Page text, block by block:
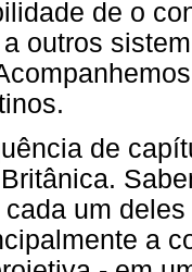
de o
outros
de
um
a